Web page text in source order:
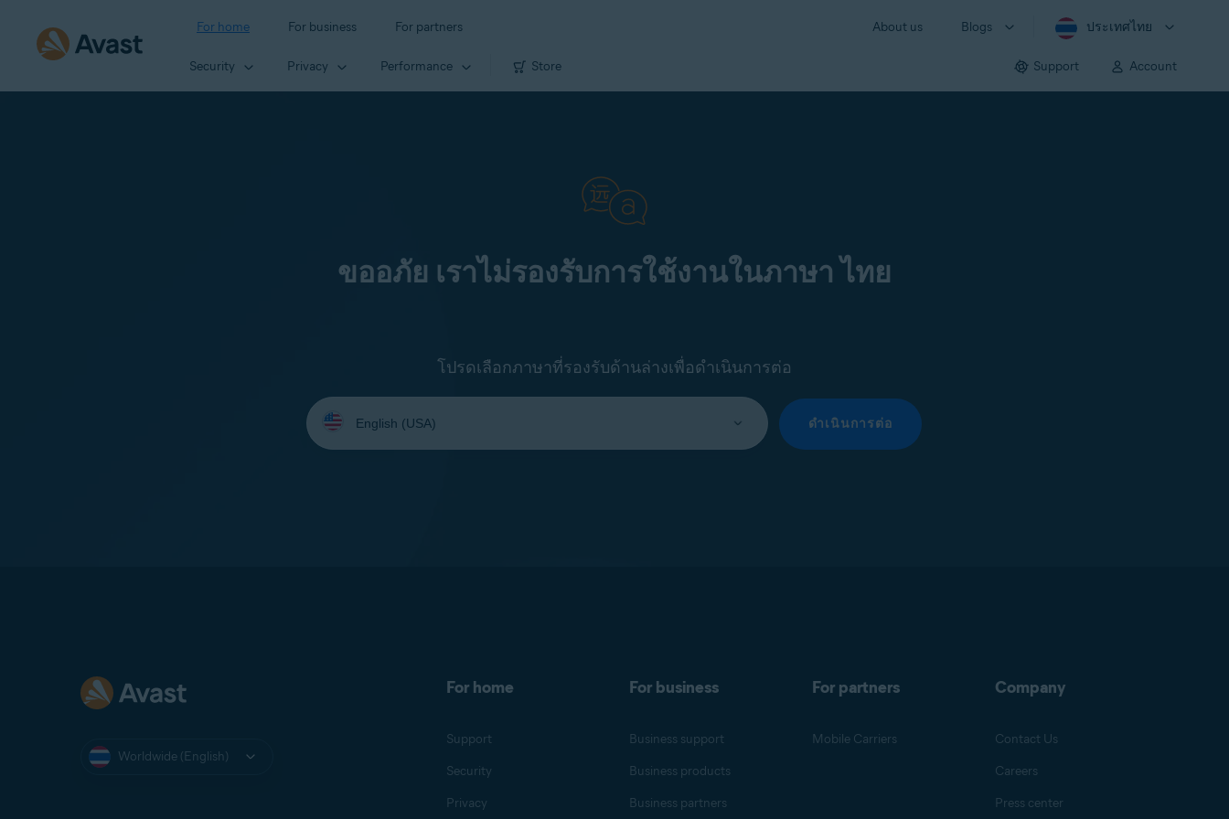
For home For business For partners About us Blogs ประเทศไทย
Security Privacy Performance Store Support Account
ขออภัย เราไม่รองรับการใช้งานในภาษา ไทย
โปรดเลือกภาษาที่รองรับด้านล่างเพื่อดำเนินการต่อ
Select
your
language:
ดำเนินการต่อ
Worldwide (English)
For home
Support
Security
Privacy
For business
Business support
Business products
Business partners
For partners
Mobile Carriers
Company
Contact Us
Careers
Press center